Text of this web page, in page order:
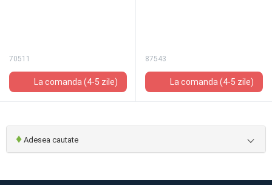
70511
La comanda (4-5 zile)
87543
La comanda (4-5 zile)
♦ Adesea cautate